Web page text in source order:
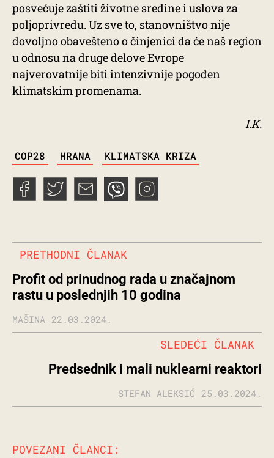
posvećuje zaštiti životne sredine i uslova za
poljoprivredu. Uz sve to, stanovništvo nije
dovoljno obavešteno o činjenici da će naš region
u odnosu na druge delove Evrope
najverovatnije biti intenzivnije pogođen
klimatskim promenama.
I.K.
COP28 HRANA KLIMATSKA KRIZA
PRETHODNI ČLANAK
Profit od prinudnog rada u značajnom
rastu u poslednjih 10 godina
MAŠINA 22.03.2024.
Predsednik i mali nuklearni reaktori
SLEDEĆI ČLANAK
STEFAN ALEKSIĆ 25.03.2024.
POVEZANI ČLANCI: